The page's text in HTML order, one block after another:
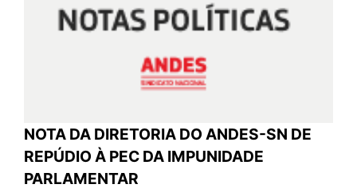
NOTA DA DIRETORIA DO ANDES-SN DE
REPÚDIO À PEC DA IMPUNIDADE
PARLAMENTAR